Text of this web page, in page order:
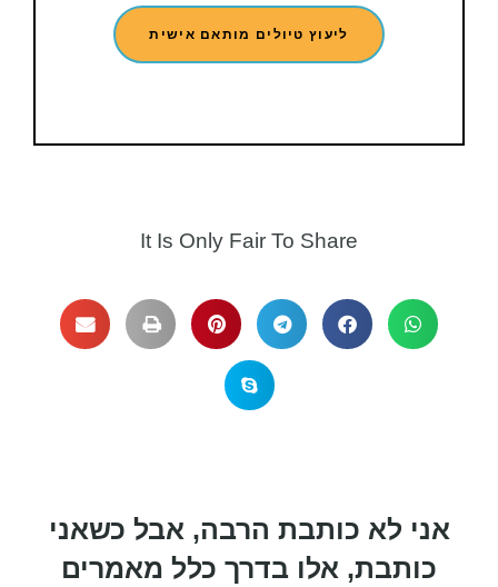
ליעוץ טיולים מותאם אישית
It Is Only Fair To Share​
אני לא כותבת הרבה, אבל כשאני
כותבת, אלו בדרך כלל מאמרים